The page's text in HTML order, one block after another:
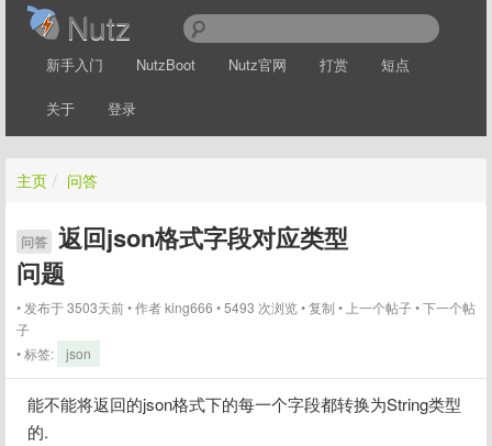
Nutz
新手入门 NutzBoot Nutz官网 打赏 短点
关于 登录
主页 / 问答
问答 返回json格式字段对应类型
问题
发布于 3503天前 作者king666 5493 次浏览 复制 上一个帖子 下一个帖
子
标签:
json
能不能将返回的json格式下的每一个字段都转换为String类型
的.